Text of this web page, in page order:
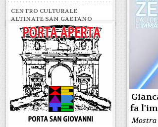
CENTRO CULTURALE
ALTINATE SAN GAETANO
fa
Mostra